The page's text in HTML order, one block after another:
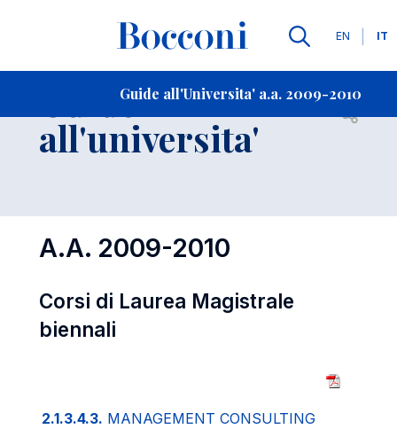
Lingue
EN IT
Guide all'Universita' a.a. 2009-2010
Contatti
Guide
all'universita' Open
A.A. 2009-2010
Corsi di Laurea Magistrale
biennali
2.1.3.4.3. MANAGEMENT CONSULTING